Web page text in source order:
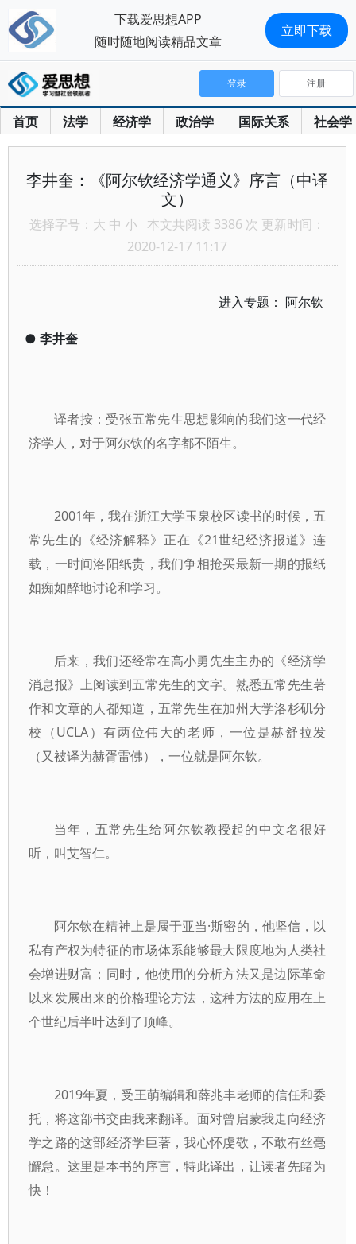
首页 法学 经济学 政治学 国际关系 社会学
登录 注册
李井奎：《阿尔钦经济学通义》序言（中译
文）
选择字号： 大 中 小 本文共阅读 3386 次 更新时间：
2020-12-17 11:17
进入专题： 阿尔钦
● 李井奎
译者按：受张五常先生思想影响的我们这一代经
济学人，对于阿尔钦的名字都不陌生。
2001年，我在浙江大学玉泉校区读书的时候，五
常先生的《经济解释》正在《21世纪经济报道》连
载，一时间洛阳纸贵，我们争相抢买最新一期的报纸
如痴如醉地讨论和学习。
后来，我们还经常在高小勇先生主办的《经济学
消息报》上阅读到五常先生的文字。熟悉五常先生著
作和文章的人都知道，五常先生在加州大学洛杉矶分
校（UCLA）有两位伟大的老师，一位是赫舒拉发
（又被译为赫胥雷佛），一位就是阿尔钦。
当年，五常先生给阿尔钦教授起的中文名很好
听，叫艾智仁。
阿尔钦在精神上是属于亚当·斯密的，他坚信，以
私有产权为特征的市场体系能够最大限度地为人类社
会增进财富；同时，他使用的分析方法又是边际革命
以来发展出来的价格理论方法，这种方法的应用在上
个世纪后半叶达到了顶峰。
2019年夏，受王萌编辑和薛兆丰老师的信任和委
托，将这部书交由我来翻译。面对曾启蒙我走向经济
学之路的这部经济学巨著，我心怀虔敬，不敢有丝毫
懈怠。这里是本书的序言，特此译出，让读者先睹为
快！
下载爱思想APP
随时随地阅读精品文章
立即下载